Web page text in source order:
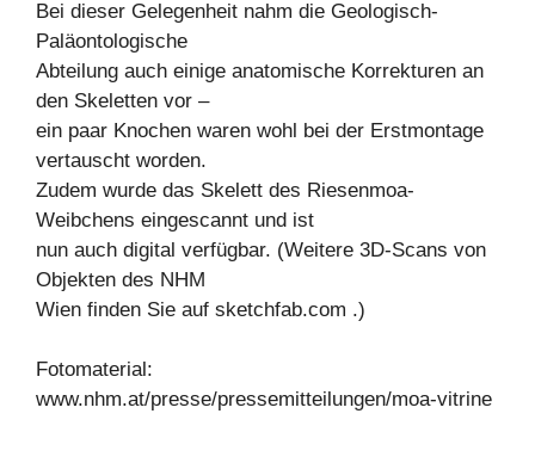
Bei dieser Gelegenheit nahm die Geologisch-
Paläontologische
Abteilung auch einige anatomische Korrekturen an
den Skeletten vor –
ein paar Knochen waren wohl bei der Erstmontage
vertauscht worden.
Zudem wurde das Skelett des Riesenmoa-
Weibchens eingescannt und ist
nun auch digital verfügbar. (Weitere 3D-Scans von
Objekten des NHM
Wien finden Sie auf sketchfab.com .)
Fotomaterial:
www.nhm.at/presse/pressemitteilungen/moa-vitrine